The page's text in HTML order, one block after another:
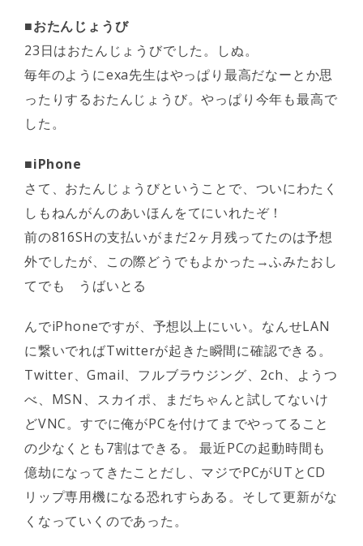
■おたんじょうび
23日はおたんじょうびでした。しぬ。
毎年のようにexa先生はやっぱり最高だなーとか思
ったりするおたんじょうび。やっぱり今年も最高で
した。
■iPhone
さて、おたんじょうびということで、ついにわたく
しもねんがんのあいほんをてにいれたぞ！
前の816SHの支払いがまだ2ヶ月残ってたのは予想
外でしたが、この際どうでもよかった→ふみたおし
てでも うばいとる
んでiPhoneですが、予想以上にいい。なんせLAN
に繋いでればTwitterが起きた瞬間に確認できる。
Twitter、Gmail、フルブラウジング、2ch、ようつ
べ、MSN、スカイポ、まだちゃんと試してないけ
どVNC。すでに俺がPCを付けてまでやってること
の少なくとも7割はできる。 最近PCの起動時間も
億劫になってきたことだし、マジでPCがUTとCD
リップ専用機になる恐れすらある。そして更新がな
くなっていくのであった。